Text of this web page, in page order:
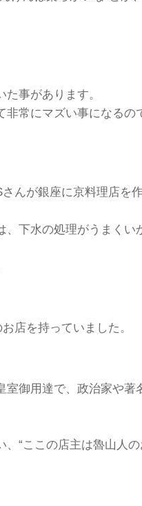
事があります。
常にマズい事になるの
んが銀座に京料理店を
下水の処理がうまくい
店を持っていました。
御用達で、政治家や著
“ここの店主は魯山人